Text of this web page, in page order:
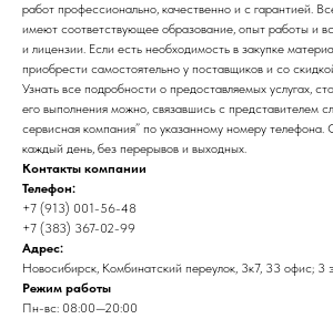
работ профессионально, качественно и с гарантией.
имеют соответствующее образование, опыт работы и
и лицензии. Если есть необходимость в закупке
приобрести самостоятельно у поставщиков и со
Узнать все подробности о предоставляемых услугах,
его выполнения можно, связавшись с представителем
сервисная компания” по указанному номеру
каждый день, без перерывов и выходных.
Контакты компании
Телефон:
+7 (913) 001-56-48
+7 (383) 367-02-99
Адрес:
Новосибирск, Комбинатский переулок, 3к7, 33 офис; 3
Режим работы
Пн-вс: 08:00—20:00